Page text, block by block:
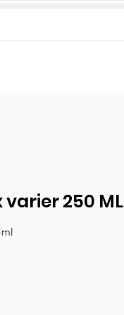
250 ML